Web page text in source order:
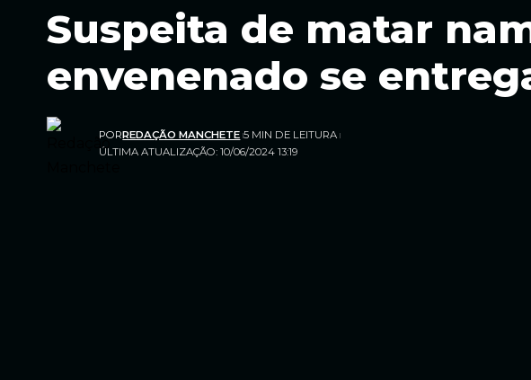
Suspeita de matar
envenenado se
ÚLTIMA ATUALIZAÇÃO: 10/06/2024 13:19
PORREDAÇÃO MANCHETE 5 MIN DE LEITURA